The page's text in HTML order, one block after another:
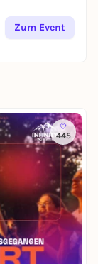
Zum Event
445